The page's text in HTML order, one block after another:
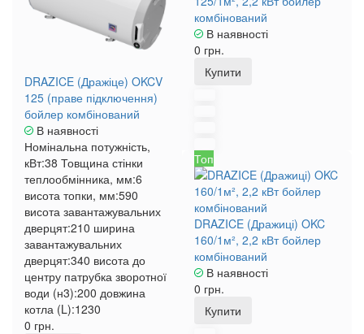
DRAZICE (Дражіце) OKCV
125 (праве підключення)
бойлер комбінований
В наявності
Номінальна потужність,
кВт:38 Товщина стінки
теплообмінника, мм:6
висота топки, мм:590
висота завантажувальних
дверцят:210 ширина
завантажувальних
дверцят:340 висота до
центру патрубка зворотної
води (н3):200 довжина
котла (L):1230
0 грн.
комбінований
В наявності
0 грн.
Купити
Топ
DRAZICE (Дражиці) OKC
160/1м², 2,2 кВт бойлер
комбінований
В наявності
0 грн.
Купити